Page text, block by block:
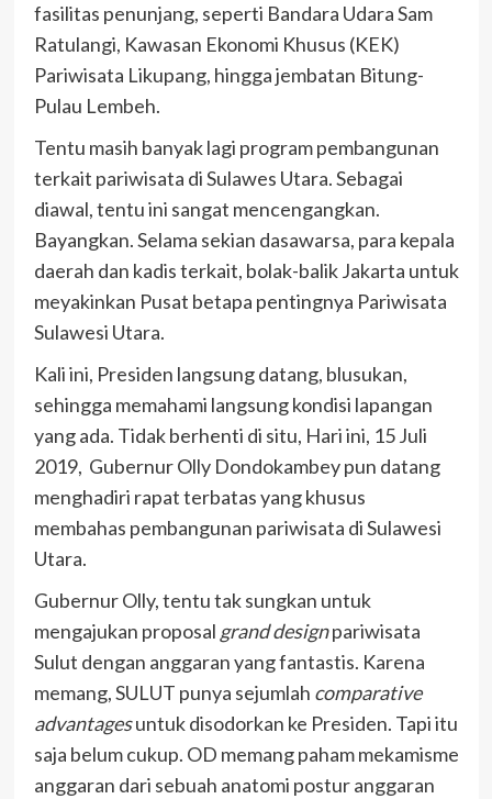
fasilitas penunjang, seperti Bandara Udara Sam
Ratulangi, Kawasan Ekonomi Khusus (KEK)
Pariwisata Likupang, hingga jembatan Bitung-
Pulau Lembeh.
Tentu masih banyak lagi program pembangunan
terkait pariwisata di Sulawes Utara. Sebagai
diawal, tentu ini sangat mencengangkan.
Bayangkan. Selama sekian dasawarsa, para kepala
daerah dan kadis terkait, bolak-balik Jakarta untuk
meyakinkan Pusat betapa pentingnya Pariwisata
Sulawesi Utara.
Kali ini, Presiden langsung datang, blusukan,
sehingga memahami langsung kondisi lapangan
yang ada. Tidak berhenti di situ, Hari ini, 15 Juli
2019, Gubernur Olly Dondokambey pun datang
menghadiri rapat terbatas yang khusus
membahas pembangunan pariwisata di Sulawesi
Utara.
Gubernur Olly, tentu tak sungkan untuk
mengajukan proposal grand designpariwisata
Sulut dengan anggaran yang fantastis. Karena
memang, SULUT punya sejumlah comparative
advantagesuntuk disodorkan ke Presiden. Tapi itu
saja belum cukup. OD memang paham mekamisme
anggaran dari sebuah anatomi postur anggaran